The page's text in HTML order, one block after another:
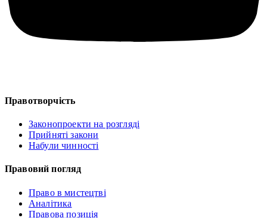
Правотворчість
Законопроекти на розгляді
Прийняті закони
Набули чинності
Правовий погляд
Право в мистецтві
Аналітика
Правова позиція